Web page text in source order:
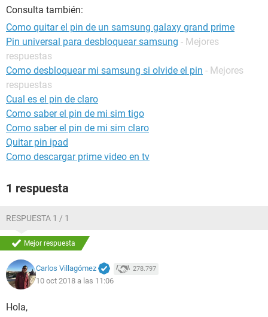
Consulta también:
Como quitar el pin de un samsung galaxy grand prime
Pin universal para desbloquear samsung - Mejores
respuestas
Como desbloquear mi samsung si olvide el pin - Mejores
respuestas
Cual es el pin de claro
Como saber el pin de mi sim tigo
Como saber el pin de mi sim claro
Quitar pin ipad
Como descargar prime video en tv
1 respuesta
RESPUESTA 1 / 1
Mejor respuesta
Carlos Villagómez 278.797
10 oct 2018 a las 11:06
Hola,